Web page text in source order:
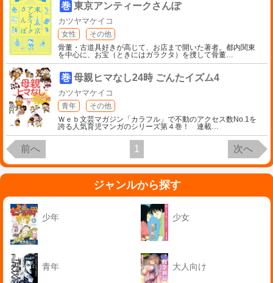
巻 東京アンティークさんぽ
カツヤマケイコ
女性
その他
骨董・古道具好きが高じて、お店まで開いた著者。都内関東
を中心に、お宝（ときにはガラクタ）を捜して骨董…
巻 母親ヒマなし24時 ごんたイズム4
カツヤマケイコ
青年
その他
Ｗｅｂ文芸マガジン「カラフル」で不動のアクセス数No.1を
誇る人気育児マンガのシリーズ第４巻！ 連載…
前へ 1 次へ
ジャンルから探す
少年 少女
青年 大人向け